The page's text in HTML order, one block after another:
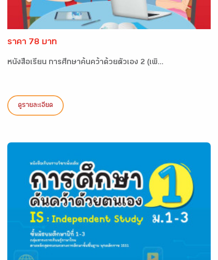
ราคา 78 บาท
หนังสือเรียน การศึกษาค้นคว้าด้วยตัวเอง 2 (เพิ...
ดูรายละเอียด